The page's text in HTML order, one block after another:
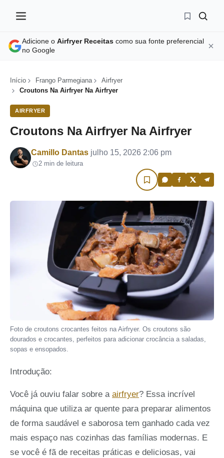
Adicione o Airfryer Receitas como sua fonte preferencial
no Google
Início Frango Parmegiana
Airfryer
Croutons Na Airfryer Na Airfryer
AIRFRYER
Croutons Na Airfryer Na Airfryer
Por
Camillo Dantas julho 15, 2026 2:06 pm
2 min de leitura
Foto de croutons crocantes feitos na Airfryer. Os croutons são
dourados e crocantes, perfeitos para adicionar crocância a saladas,
sopas e ensopados.
Introdução:
Você já ouviu falar sobre a airfryer? Essa incrível
máquina que utiliza ar quente para preparar alimentos
de forma saudável e saborosa tem ganhado cada vez
mais espaço nas cozinhas das famílias modernas. E
se você é fã de receitas práticas e deliciosas, vai